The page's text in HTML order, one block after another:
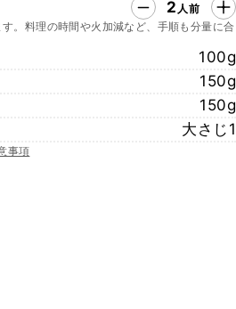
2 人前
。料理の時間や火加減など、手順も分量に合
100g
150g
150g
大さじ1
事項